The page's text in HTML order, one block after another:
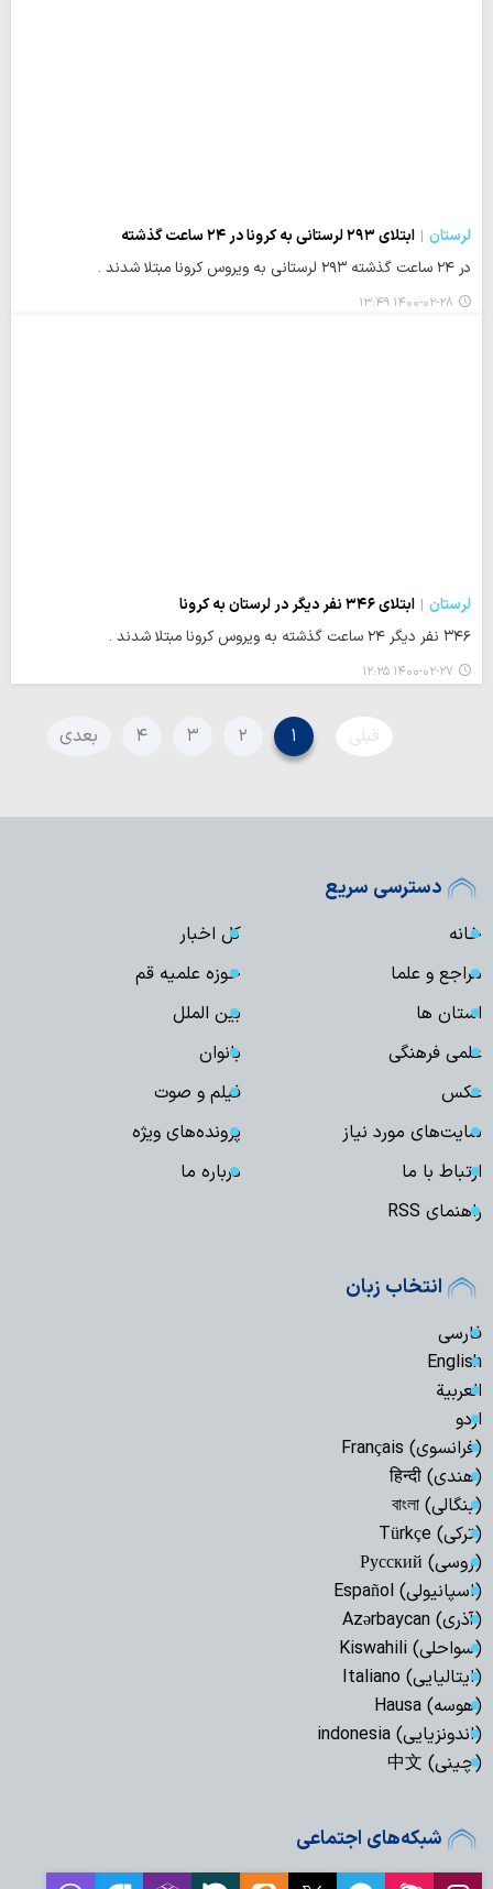
لرستان
ابتلای ۲۹۳ لرستانی به کرونا در ۲۴ ساعت گذشته
در ۲۴ ساعت گذشته ۲۹۳ لرستانی به ویروس کرونا مبتلا شدند .
۱۴۰۰-۰۲-۲۸ ۱۳:۴۹
لرستان
ابتلای ۳۴۶ نفر دیگر در لرستان به کرونا
۳۴۶ نفر دیگر ۲۴ ساعت گذشته به ویروس کرونا مبتلا شدند .
۱۴۰۰-۰۲-۲۷ ۱۲:۲۵
قبلی ۱ ۲ ۳ ۴ بعدی
دسترسی سریع
خانه
کل اخبار
مراجع و علما
حوزه علمیه قم
استان ها
بین الملل
علمی فرهنگی
بانوان
عکس
فیلم و صوت
سایت‌های مورد نیاز
پرونده‌های ویژه
ارتباط با ما
درباره ما
راهنمای RSS
انتخاب زبان
فارسی
English
العربیة
اردو
(فرانسوی) Français
(هندی) हिन्दी
(بنگالی) বাংলা
(ترکی) Türkçe
(روسی) Русский
(اسپانیولی) Español
(آذری) Azərbaycan
(سواحلی) Kiswahili
(ایتالیایی) Italiano
(هوسه) Hausa
(اندونزیایی) indonesia
(چینی) 中文
شبکه‌های اجتماعی